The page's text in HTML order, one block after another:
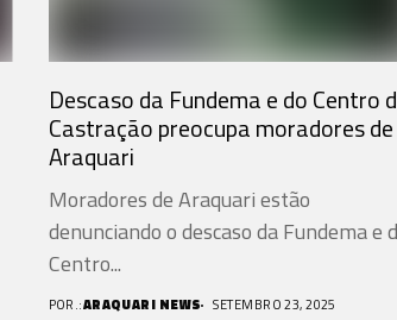
Descaso da Fundema e do Centro
Castração preocupa moradores de
Araquari
Moradores de Araquari estão
denunciando o descaso da Fundema e
Centro...
POR.:ARAQUARI NEWS SETEMBRO 23, 2025